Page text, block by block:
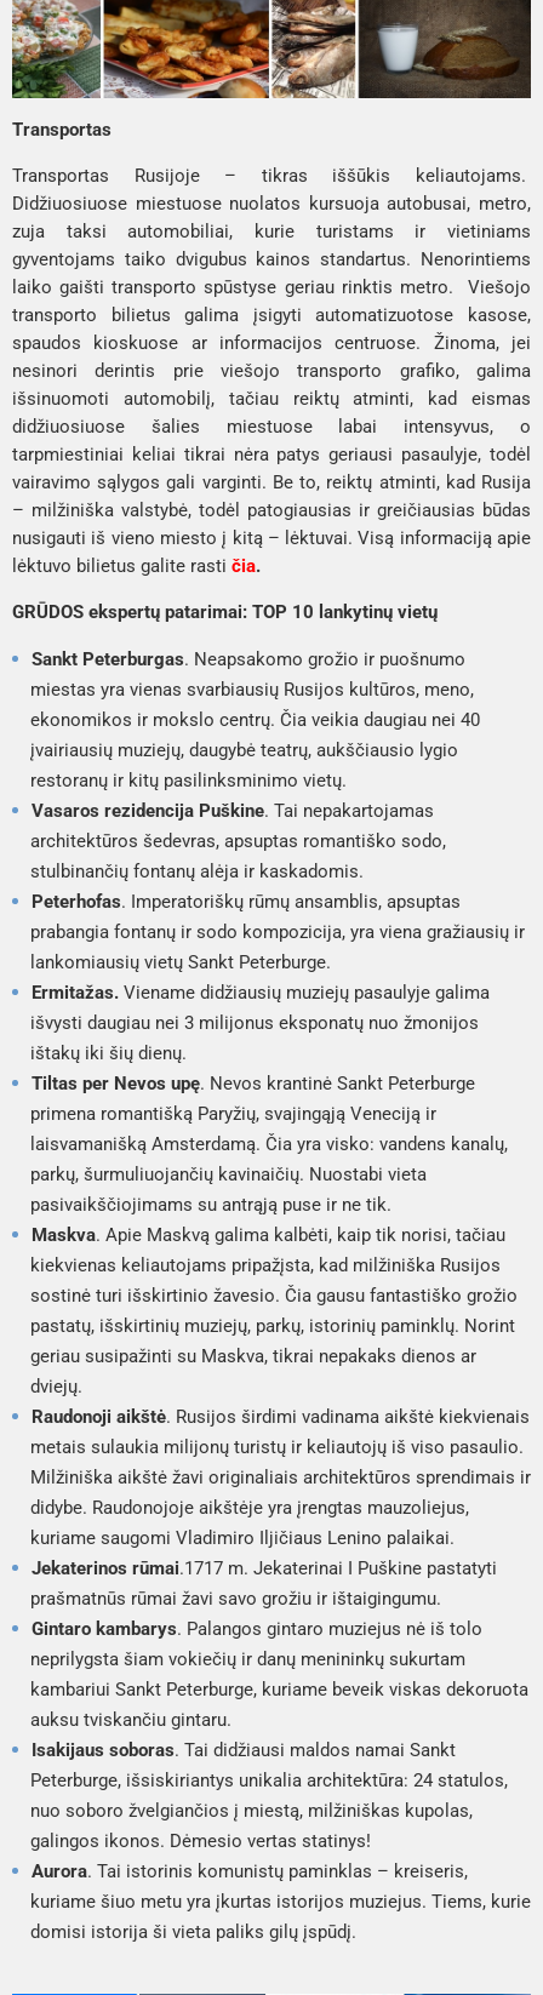
Transportas
Transportas Rusijoje – tikras iššūkis keliautojams.
Didžiuosiuose miestuose nuolatos kursuoja autobusai, metro,
zuja taksi automobiliai, kurie turistams ir vietiniams
gyventojams taiko dvigubus kainos standartus. Nenorintiems
laiko gaišti transporto spūstyse geriau rinktis metro. Viešojo
transporto bilietus galima įsigyti automatizuotose kasose,
spaudos kioskuose ar informacijos centruose. Žinoma, jei
nesinori derintis prie viešojo transporto grafiko, galima
išsinuomoti automobilį, tačiau reiktų atminti, kad eismas
didžiuosiuose šalies miestuose labai intensyvus, o
tarpmiestiniai keliai tikrai nėra patys geriausi pasaulyje, todėl
vairavimo sąlygos gali varginti. Be to, reiktų atminti, kad Rusija
– milžiniška valstybė, todėl patogiausias ir greičiausias būdas
nusigauti iš vieno miesto į kitą – lėktuvai. Visą informaciją apie
lėktuvo bilietus galite rasti čia.
GRŪDOS ekspertų patarimai: TOP 10 lankytinų vietų
Sankt Peterburgas. Neapsakomo grožio ir puošnumo
miestas yra vienas svarbiausių Rusijos kultūros, meno,
ekonomikos ir mokslo centrų. Čia veikia daugiau nei 40
įvairiausių muziejų, daugybė teatrų, aukščiausio lygio
restoranų ir kitų pasilinksminimo vietų.
Vasaros rezidencija Puškine. Tai nepakartojamas
architektūros šedevras, apsuptas romantiško sodo,
stulbinančių fontanų alėja ir kaskadomis.
Peterhofas. Imperatoriškų rūmų ansamblis, apsuptas
prabangia fontanų ir sodo kompozicija, yra viena gražiausių ir
lankomiausių vietų Sankt Peterburge.
Ermitažas. Viename didžiausių muziejų pasaulyje galima
išvysti daugiau nei 3 milijonus eksponatų nuo žmonijos
ištakų iki šių dienų.
Tiltas per Nevos upę. Nevos krantinė Sankt Peterburge
primena romantišką Paryžių, svajingąją Veneciją ir
laisvamanišką Amsterdamą. Čia yra visko: vandens kanalų,
parkų, šurmuliuojančių kavinaičių. Nuostabi vieta
pasivaikščiojimams su antrąją puse ir ne tik.
Maskva. Apie Maskvą galima kalbėti, kaip tik norisi, tačiau
kiekvienas keliautojams pripažįsta, kad milžiniška Rusijos
sostinė turi išskirtinio žavesio. Čia gausu fantastiško grožio
pastatų, išskirtinių muziejų, parkų, istorinių paminklų. Norint
geriau susipažinti su Maskva, tikrai nepakaks dienos ar
dviejų.
Raudonoji aikštė. Rusijos širdimi vadinama aikštė kiekvienais
metais sulaukia milijonų turistų ir keliautojų iš viso pasaulio.
Milžiniška aikštė žavi originaliais architektūros sprendimais ir
didybe. Raudonojoje aikštėje yra įrengtas mauzoliejus,
kuriame saugomi Vladimiro Iljičiaus Lenino palaikai.
Jekaterinos rūmai.1717 m. Jekaterinai I Puškine pastatyti
prašmatnūs rūmai žavi savo grožiu ir ištaigingumu.
Gintaro kambarys. Palangos gintaro muziejus nė iš tolo
neprilygsta šiam vokiečių ir danų menininkų sukurtam
kambariui Sankt Peterburge, kuriame beveik viskas dekoruota
auksu tviskančiu gintaru.
Isakijaus soboras. Tai didžiausi maldos namai Sankt
Peterburge, išsiskiriantys unikalia architektūra: 24 statulos,
nuo soboro žvelgiančios į miestą, milžiniškas kupolas,
galingos ikonos. Dėmesio vertas statinys!
Aurora. Tai istorinis komunistų paminklas – kreiseris,
kuriame šiuo metu yra įkurtas istorijos muziejus. Tiems, kurie
domisi istorija ši vieta paliks gilų įspūdį.